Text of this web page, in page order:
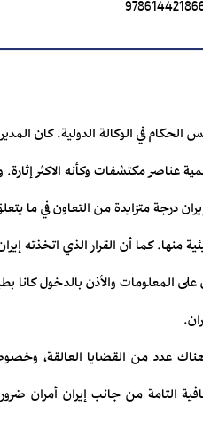
آب إلى مجلس الحكام في الوكالة
عناصر مكتشفات وكأنه الاكثر
درجة متزايدة من التعاون في ما
منها. كما أن القرار الذي اتخذته
المعلومات والأذن بالدخول
عدد من القضايا العالقة،
التامة من جانب إيران أمران